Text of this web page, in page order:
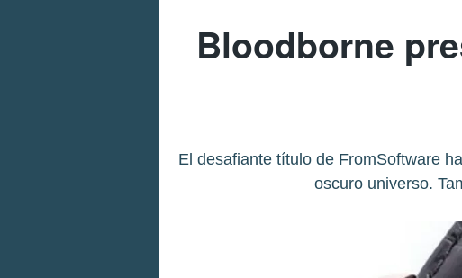
Bloodborne
El desafiante título de FromSoftware
oscuro universo.